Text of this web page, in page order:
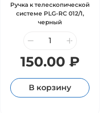
Ручка к телескопической
системе PLG-RC 012/1,
черный
150.00 ₽
В корзину